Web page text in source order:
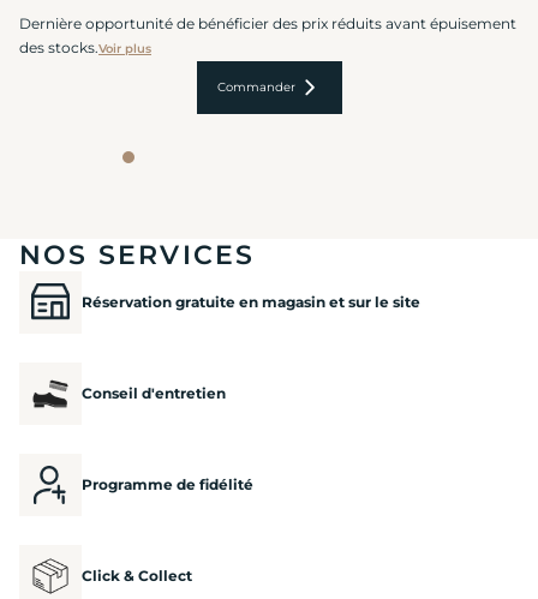
Dernière opportunité de bénéficier des prix réduits avant épuisement
des stocks.Voir plus
Commander
NOS SERVICES
Réservation gratuite en magasin et sur le site
Conseil d'entretien
Programme de fidélité
Click & Collect